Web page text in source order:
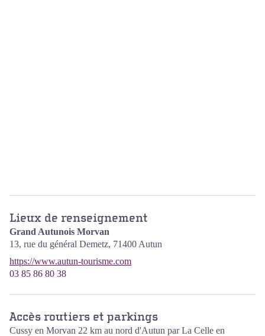
Lieux de renseignement
Grand Autunois Morvan
13, rue du général Demetz, 71400 Autun
https://www.autun-tourisme.com
03 85 86 80 38
Accès routiers et parkings
Cussy en Morvan 22 km au nord d'Autun par La Celle en